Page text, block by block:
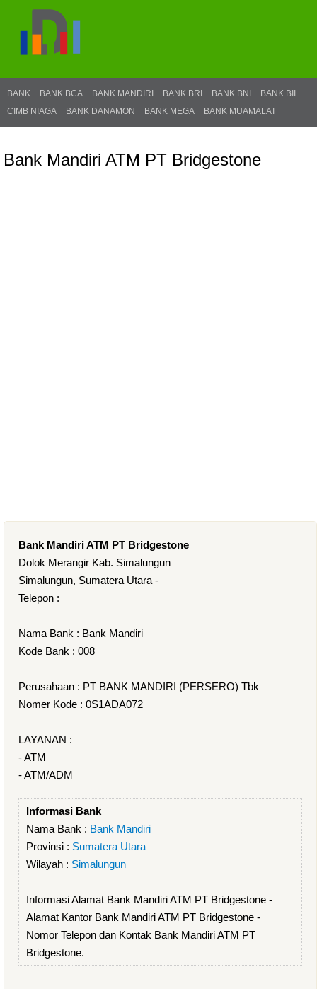
BANK BANK BCA BANK MANDIRI BANK BRI BANK BNI
BANK BII
CIMB NIAGA
BANK DANAMON BANK MEGA BANK MUAMALAT
Bank Mandiri ATM PT Bridgestone
Bank Mandiri ATM PT Bridgestone
Dolok Merangir Kab. Simalungun
Simalungun, Sumatera Utara -
Telepon :
Nama Bank : Bank Mandiri
Kode Bank : 008
Perusahaan : PT BANK MANDIRI (PERSERO) Tbk
Nomer Kode : 0S1ADA072
LAYANAN :
- ATM
- ATM/ADM
Informasi Bank
Nama Bank : Bank Mandiri
Provinsi : Sumatera Utara
Wilayah : Simalungun
Informasi Alamat Bank Mandiri ATM PT Bridgestone -
Alamat Kantor Bank Mandiri ATM PT Bridgestone -
Nomor Telepon dan Kontak Bank Mandiri ATM PT
Bridgestone.